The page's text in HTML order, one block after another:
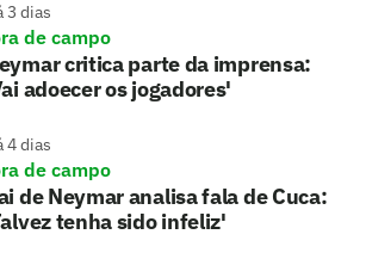
3 dias
de campo
critica parte da imprensa:
adoecer os jogadores'
4 dias
de campo
de Neymar analisa fala de Cuca:
tenha sido infeliz'